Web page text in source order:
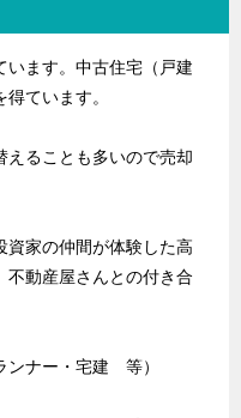
います。中古住宅（戸建
ています。
えることも多いので売却
資家の仲間が体験した高
不動産屋さんとの付き合
ンナー・宅建 等）